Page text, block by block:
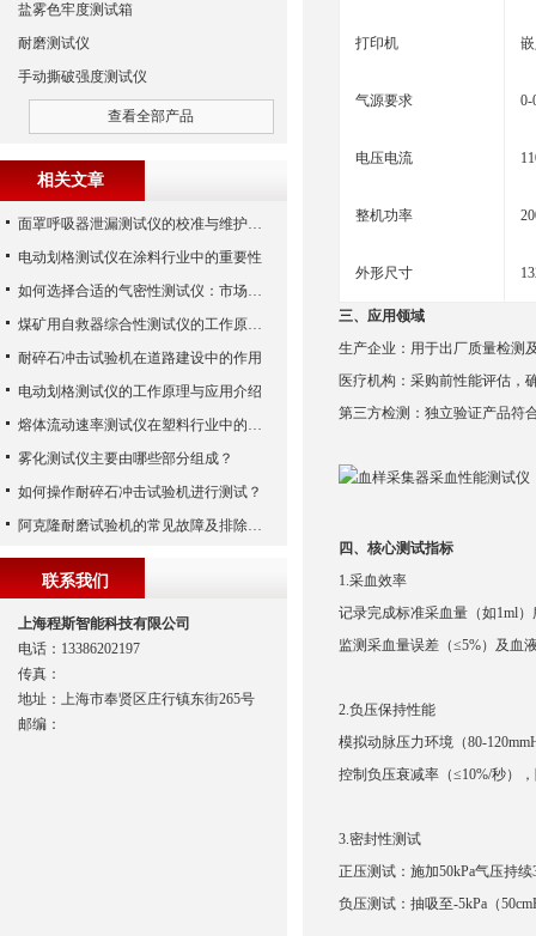
打印机
气源要求 0-
电压电流
整机功率
外形尺寸
三、 应用领域
生产企业‌：用于出厂质量检测
医疗机构‌：采购前性能评估，
第三方检测‌：独立验证产品符
四、核心测试指标
1.‌采血效率‌
记录完成标准采血量（如1ml
监测采血量误差（≤5%）及血
2.‌负压保持性能‌
模拟动脉压力环境（80-
控制负压衰减率（≤10%/秒）
3.‌密封性测试‌
正压测试：施加50kPa气压持
负压测试：抽吸至-5kPa（
盐雾色牢度测试箱
耐磨测试仪
手动撕破强度测试仪
查看全部产品
相关文章
面罩呼吸器泄漏测试仪的校准与维护技巧
电动划格测试仪在涂料行业中的重要性
如何选择合适的气密性测试仪：市场指南
煤矿用自救器综合性测试仪的工作原理与功能解析
耐碎石冲击试验机在道路建设中的作用
电动划格测试仪的工作原理与应用介绍
熔体流动速率测试仪在塑料行业中的应用
雾化测试仪主要由哪些部分组成？
如何操作耐碎石冲击试验机进行测试？
阿克隆耐磨试验机的常见故障及排除方法
联系我们
上海程斯智能科技有限公司
电话：13386202197
传真：
地址：上海市奉贤区庄行镇东街265号
邮编：